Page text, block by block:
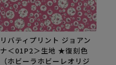
リバティプリント ジョアン
ナ＜01P2＞生地 ★復刻色
（ホビーラホビーレオリジ